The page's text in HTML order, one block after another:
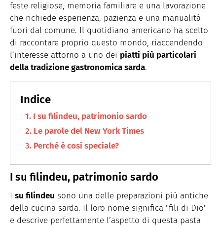
feste religiose, memoria familiare e una lavorazione
che richiede esperienza, pazienza e una manualità
fuori dal comune. Il quotidiano americano ha scelto
di raccontare proprio questo mondo, riaccendendo
l’interesse attorno a uno dei piatti più particolari
della tradizione gastronomica sarda.
I su filindeu, patrimonio sardo
Le parole del New York Times
Perché è così speciale?
I su filindeu, patrimonio sardo
I su filindeu sono una delle preparazioni più antiche
della cucina sarda. Il loro nome significa "fili di Dio"
e descrive perfettamente l’aspetto di questa pasta